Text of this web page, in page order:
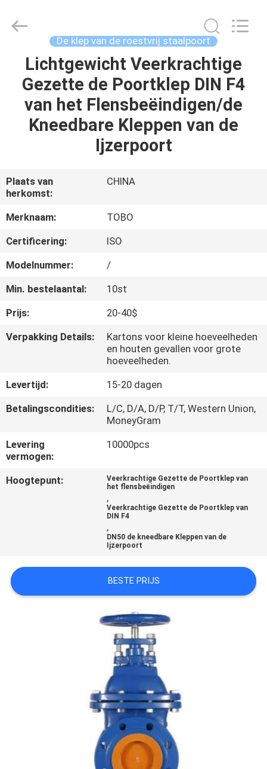
HUIS
PRODUCTEN
FABRIEKSREIS
KWALITEITSCONTROLE
CONTACTEER
ONS
NIEUWS
OM
EEN
CHINA.
De klep van de roestvrij staalpoort
Lichtgewicht Veerkrachtige
Gezette de Poortklep DIN F4
van het Flensbeëindigen/de
Kneedbare Kleppen van de
Ijzerpoort
Plaats van
herkomst:
CHINA
Merknaam:
TOBO
Certificering:
ISO
Modelnummer:
/
Min. bestelaantal:
10st
Prijs:
20-40$
Verpakking Details:
Kartons voor kleine hoeveelheden
en houten gevallen voor grote
hoeveelheden.
Levertijd:
15-20 dagen
Betalingscondities:
L/C, D/A, D/P, T/T, Western Union,
MoneyGram
Levering
vermogen:
10000pcs
Hoogtepunt:
Veerkrachtige Gezette de Poortklep van
het flensbeëindigen
,
Veerkrachtige Gezette de Poortklep van
DIN F4
,
DN50 de kneedbare Kleppen van de
Ijzerpoort
BESTE PRIJS